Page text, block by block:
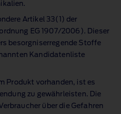
Artikel 33(1) der
EG 1907/2006). Dieser
besorgniserregende Stoffe
Kandidatenliste
Produkt vorhanden, ist es
zu gewährleisten. Die
über die Gefahren